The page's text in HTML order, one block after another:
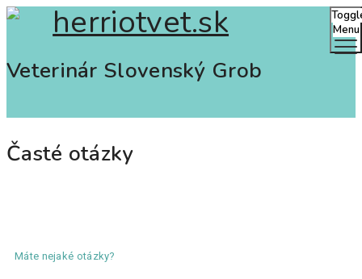
Veterinár Slovenský Grob
Menu
Časté otázky
Máte nejaké otázky?